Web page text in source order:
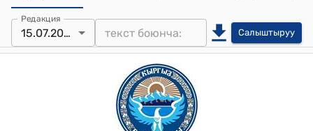
Редакция
15.07.2009 Салыштыруу